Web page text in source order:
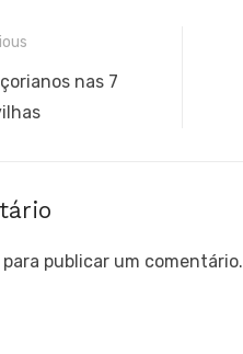
nas 7
para publicar um comentário.